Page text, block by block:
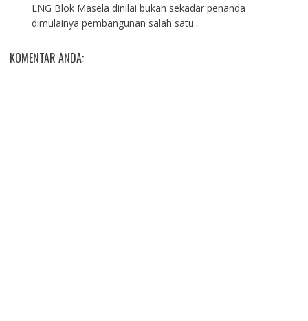
LNG Blok Masela dinilai bukan sekadar penanda
dimulainya pembangunan salah satu...
KOMENTAR ANDA: